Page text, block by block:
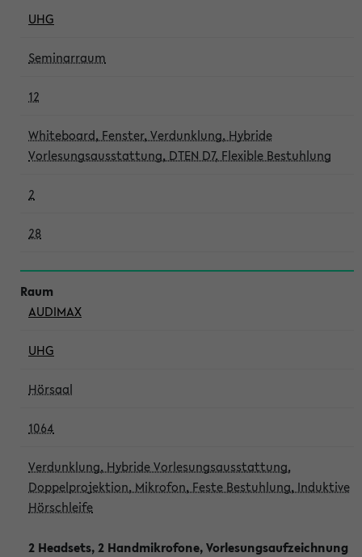
UHG
Seminarraum
12
Whiteboard, Fenster, Verdunklung, Hybride
Vorlesungsausstattung, DTEN D7, Flexible Bestuhlung
2
28
AUDIMAX
UHG
Hörsaal
1064
Verdunklung, Hybride Vorlesungsausstattung,
Doppelprojektion, Mikrofon, Feste Bestuhlung, Induktive
Hörschleife
2 Headsets, 2 Handmikrofone, Vorlesungsaufzeichnung